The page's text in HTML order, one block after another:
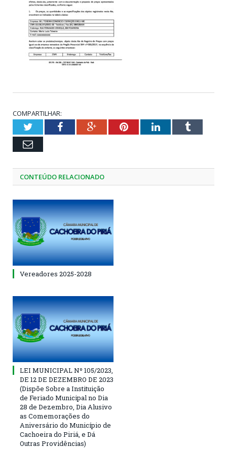
COMPARTILHAR:
TwitterFacebookGoogle+PinterestLinkedInTumblr
Email
CONTEÚDO RELACIONADO
Vereadores 2025-2028
LEI MUNICIPAL Nº 105/2023,
DE 12 DE DEZEMBRO DE 2023
(Dispõe Sobre a Instituição
de Feriado Municipal no Dia
28 de Dezembro, Dia Alusivo
as Comemorações do
Aniversário do Município de
Cachoeira do Piriá, e Dá
Outras Providências)